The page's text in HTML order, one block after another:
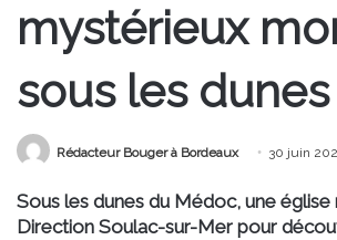
mystérieux
sous les dunes
Rédacteur Bouger à Bordeaux 30 juin
Sous les dunes du Médoc, une
Direction Soulac-sur-Mer pour